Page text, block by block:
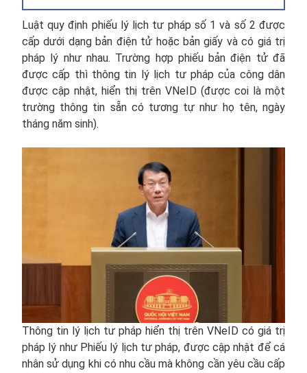
Luật quy định phiếu lý lịch tư pháp số 1 và số 2 được
cấp dưới dạng bản điện tử hoặc bản giấy và có giá trị
pháp lý như nhau. Trường hợp phiếu bản điện tử đã
được cấp thì thông tin lý lịch tư pháp của công dân
được cập nhật, hiển thị trên VNeID (được coi là một
trường thông tin sẵn có tương tự như họ tên, ngày
tháng năm sinh).
Thông tin lý lịch tư pháp hiển thị trên VNeID có giá trị
pháp lý như Phiếu lý lịch tư pháp, được cập nhật để cá
nhân sử dụng khi có nhu cầu mà không cần yêu cầu cấp